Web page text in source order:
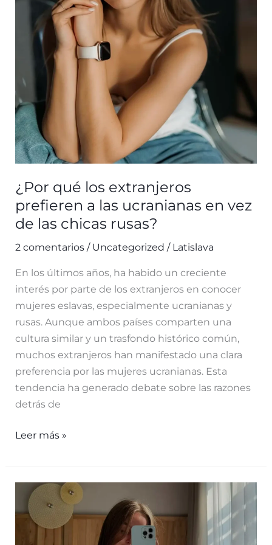
¿Por qué los extranjeros
prefieren a las ucranianas en vez
de las chicas rusas?
2 comentarios / Uncategorized / Latislava
En los últimos años, ha habido un creciente
interés por parte de los extranjeros en conocer
mujeres eslavas, especialmente ucranianas y
rusas. Aunque ambos países comparten una
cultura similar y un trasfondo histórico común,
muchos extranjeros han manifestado una clara
preferencia por las mujeres ucranianas. Esta
tendencia ha generado debate sobre las razones
detrás de
¿Por
extranjeros
prefieren
a
Leer más »